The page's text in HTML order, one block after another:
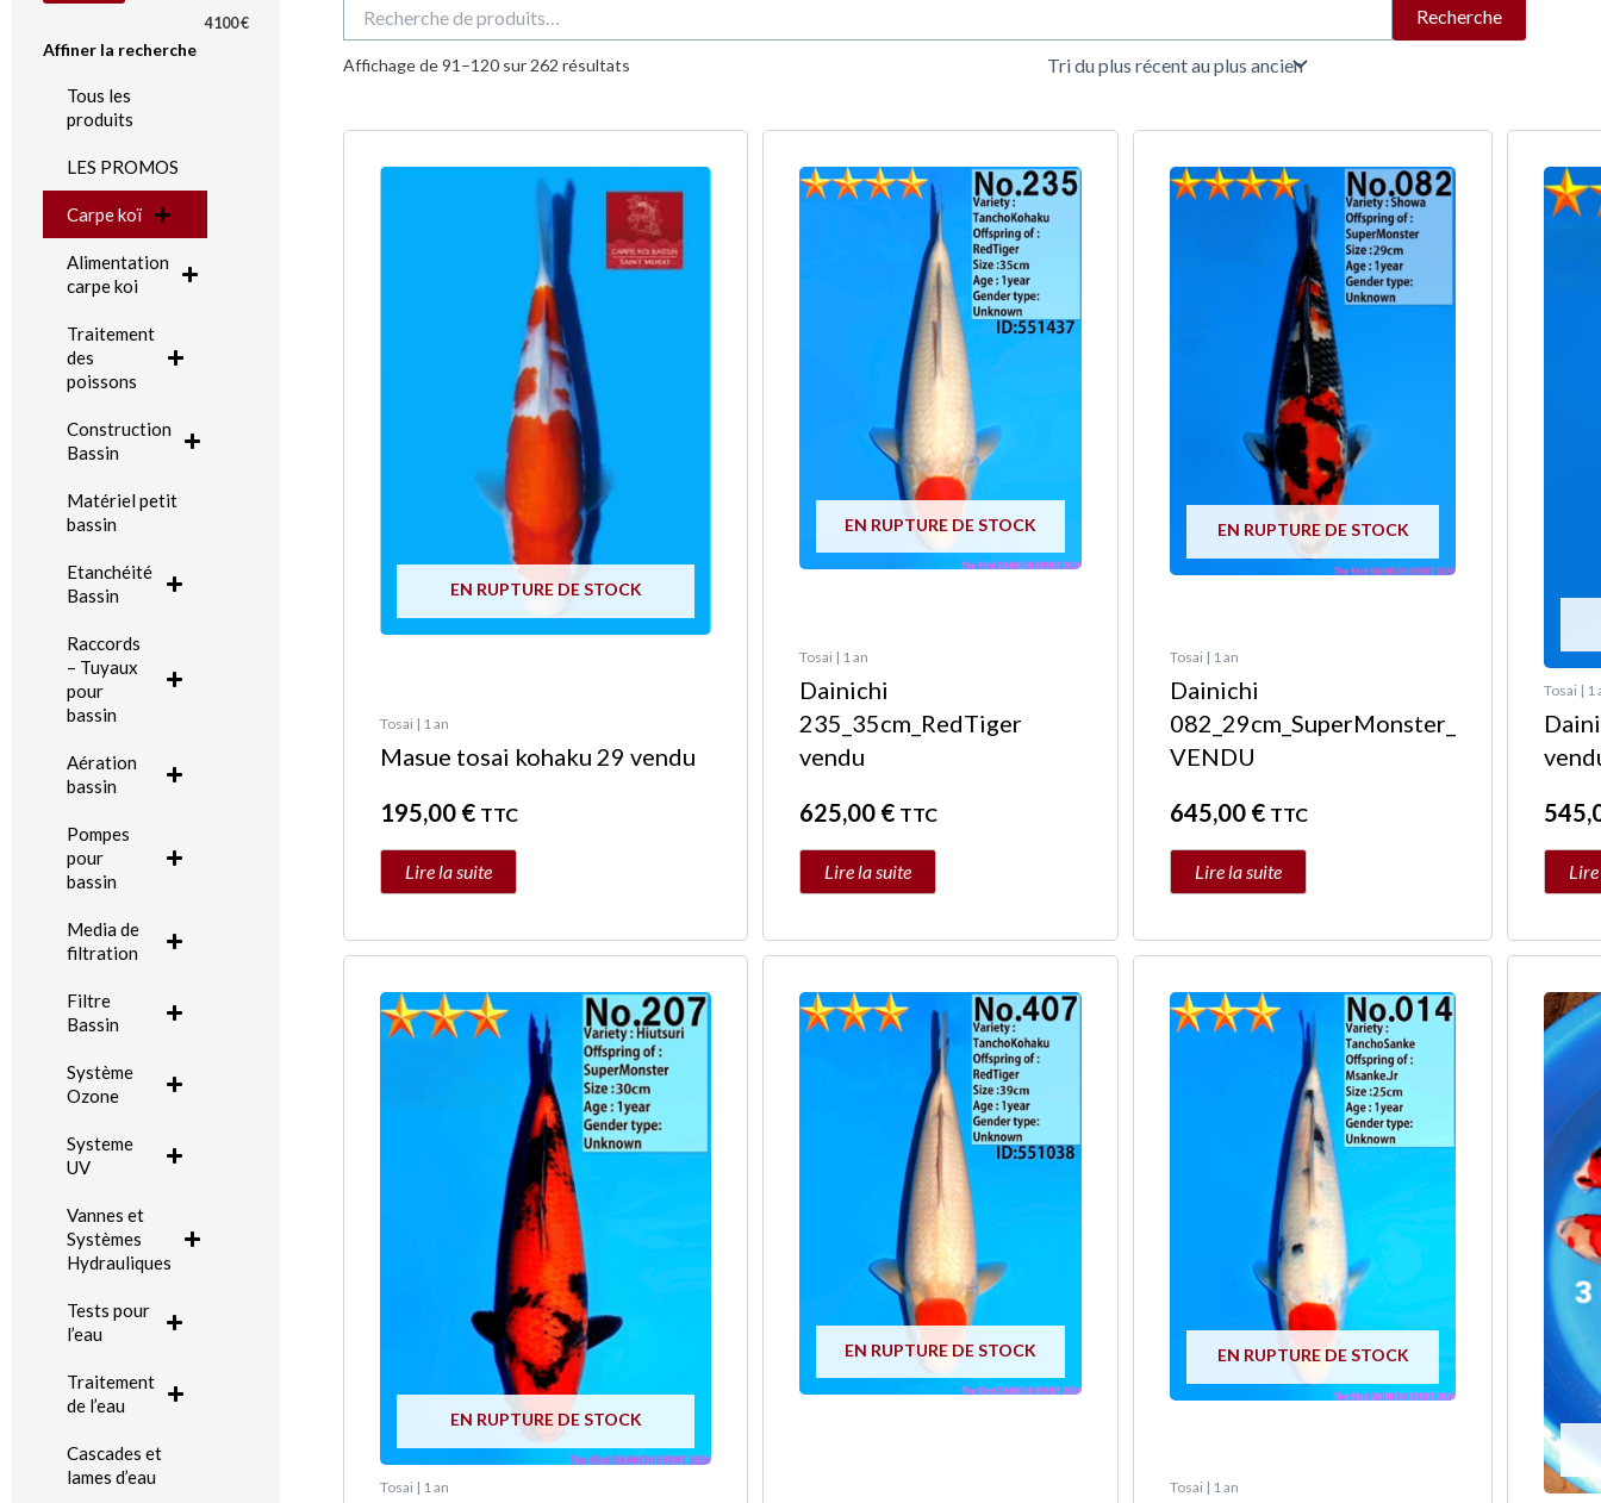
4100 €
Affiner la recherche
Tous les
produits
LES PROMOS
Carpe koï
Alimentation
carpe koi
Traitement
des
poissons
Construction
Bassin
Matériel petit
bassin
Etanchéité
Bassin
Raccords
– Tuyaux
pour
bassin
Aération
bassin
Pompes
pour
bassin
Media de
filtration
Filtre
Bassin
Système
Ozone
Systeme
UV
Vannes et
Systèmes
Hydrauliques
Tests pour
l’eau
Traitement
de l’eau
Cascades et
lames d’eau
pour :
Recherche
Affichage de 91–120 sur 262 résultats
Trié
plus
EN RUPTURE DE STOCK
Tosai | 1 an
Masue tosai kohaku 29 vendu
195,00 € TTC
Lire la suite
EN RUPTURE DE STOCK
Tosai | 1 an
Dainichi
235_35cm_RedTiger
vendu
625,00 € TTC
Lire la suite
EN RUPTURE DE STOCK
Tosai | 1 an
Dainichi
082_29cm_SuperMonster_
VENDU
645,00 € TTC
Lire la suite
Tosai | 1
EN RUPTURE DE STOCK
Tosai | 1 an
EN RUPTURE DE STOCK EN RUPTURE DE STOCK
Tosai | 1 an
produit
a
Les
options
être
sur
page
produit